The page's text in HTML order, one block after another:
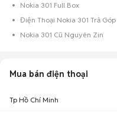
Nokia 301 Full Box
Điện Thoại Nokia 301 Trả Góp
Nokia 301 Cũ Nguyên Zin
Mua bán điện thoại
Tp Hồ Chí Minh